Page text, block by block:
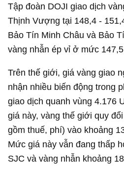
Tập đoàn DOJI giao dịch
Thịnh Vượng tại 148,4 -
Bảo Tín Minh Châu và Bảo
vàng nhẫn ép vỉ ở mức
Trên thế giới, giá vàng giao
nhận nhiều biến động trong
giao dịch quanh vùng4.176
giá này, vàng thế giới quy
gồm thuế, phí) vào khoảng
Mức giá này vẫn đang thấp
SJC và vàng nhẫn khoảng